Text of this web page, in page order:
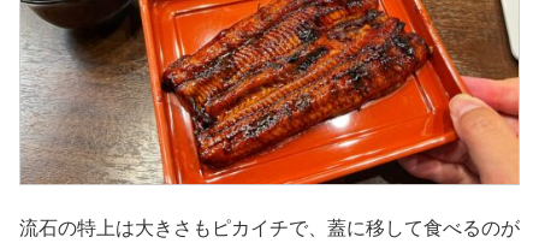
流石の特上は大きさもピカイチで、蓋に移して食べるのが